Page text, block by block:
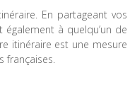
En partageant vos
à quelqu’un de
itinéraire est une mesure
françaises.